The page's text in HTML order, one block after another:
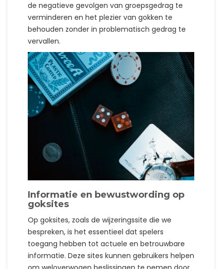
de negatieve gevolgen van groepsgedrag te
verminderen en het plezier van gokken te
behouden zonder in problematisch gedrag te
vervallen.
Informatie en bewustwording op
goksites
Op goksites, zoals de wijzeringssite die we
bespreken, is het essentieel dat spelers
toegang hebben tot actuele en betrouwbare
informatie. Deze sites kunnen gebruikers helpen